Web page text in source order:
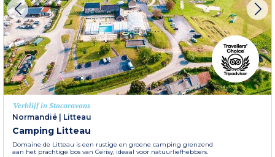
Verblijf in Stacaravans
Normandië | Litteau
Camping Litteau
Domaine de Litteau is een rustige en groene camping grenzend
aan het prachtige bos van Cerisy, ideaal voor natuurliefhebbers.